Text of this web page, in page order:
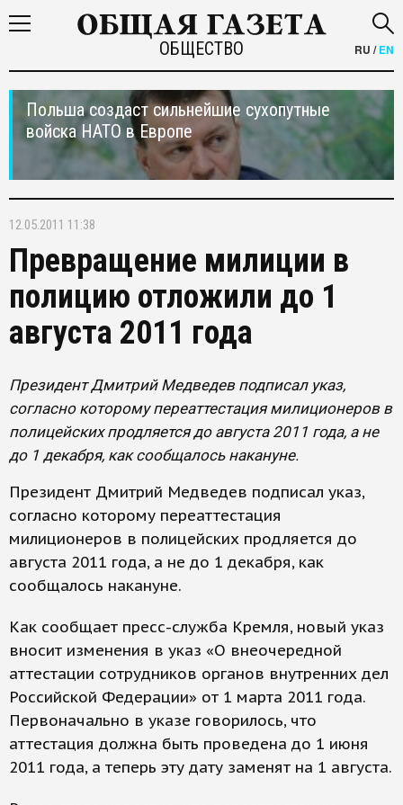
ОБЩЕСТВО RU /EN
Польша создаст сильнейшие сухопутные
войска НАТО в Европе
12.05.2011 11:38
Превращение милиции в
полицию отложили до 1
августа 2011 года
Президент Дмитрий Медведев подписал указ,
согласно которому переаттестация милиционеров в
полицейских продляется до августа 2011 года, а не
до 1 декабря, как сообщалось накануне.
Президент Дмитрий Медведев подписал указ,
согласно которому переаттестация
милиционеров в полицейских продляется до
августа 2011 года, а не до 1 декабря, как
сообщалось накануне.
Как сообщает пресс-служба Кремля, новый указ
вносит изменения в указ «О внеочередной
аттестации сотрудников органов внутренних дел
Российской Федерации» от 1 марта 2011 года.
Первоначально в указе говорилось, что
аттестация должна быть проведена до 1 июня
2011 года, а теперь эту дату заменят на 1 августа.